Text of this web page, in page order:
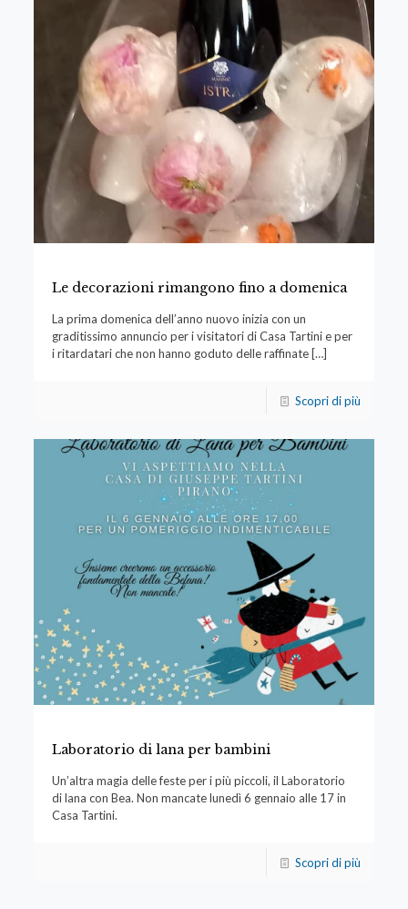
Le decorazioni rimangono fino a domenica
La prima domenica dell’anno nuovo inizia con un
graditissimo annuncio per i visitatori di Casa Tartini e per
i ritardatari che non hanno goduto delle raffinate[…]
Scopri di più
Laboratorio di lana per bambini
Un’altra magia delle feste per i più piccoli, il Laboratorio
di lana con Bea. Non mancate lunedì 6 gennaio alle 17 in
Casa Tartini.
Scopri di più